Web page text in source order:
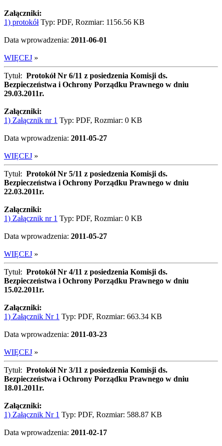
Załączniki:
1) protokółTyp: PDF, Rozmiar: 1156.56 KB
Data wprowadzenia: 2011-06-01
WIĘCEJ »
Tytuł: Protokół Nr 6/11 z posiedzenia Komisji ds.
Bezpieczeństwa i Ochrony Porządku Prawnego w dniu
29.03.2011r.
Załączniki:
1) Załącznik nr 1 Typ: PDF, Rozmiar: 0 KB
Data wprowadzenia: 2011-05-27
WIĘCEJ »
Tytuł: Protokół Nr 5/11 z posiedzenia Komisji ds.
Bezpieczeństwa i Ochrony Porządku Prawnego w dniu
22.03.2011r.
Załączniki:
1) Załącznik nr 1 Typ: PDF, Rozmiar: 0 KB
Data wprowadzenia: 2011-05-27
WIĘCEJ »
Tytuł: Protokół Nr 4/11 z posiedzenia Komisji ds.
Bezpieczeństwa i Ochrony Porządku Prawnego w dniu
15.02.2011r.
Załączniki:
1) Załącznik Nr 1 Typ: PDF, Rozmiar: 663.34 KB
Data wprowadzenia: 2011-03-23
WIĘCEJ »
Tytuł: Protokół Nr 3/11 z posiedzenia Komisji ds.
Bezpieczeństwa i Ochrony Porządku Prawnego w dniu
18.01.2011r.
Załączniki:
1) Załącznik Nr 1 Typ: PDF, Rozmiar: 588.87 KB
Data wprowadzenia: 2011-02-17